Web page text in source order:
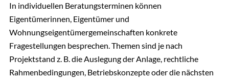
In individuellen Beratungsterminen können
Eigentümerinnen, Eigentümer und
Wohnungseigentümergemeinschaften konkrete
Fragestellungen besprechen. Themen sind je nach
Projektstand z. B. die Auslegung der Anlage, rechtliche
Rahmenbedingungen, Betriebskonzepte oder die nächsten